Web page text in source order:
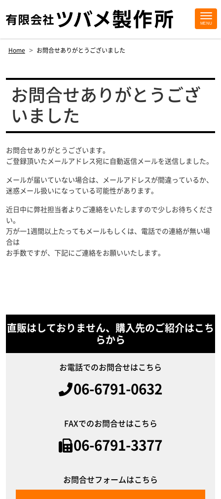
MENU
Home > お問合せありがとうございました
お問合せありがとうござ
いました
お問合せありがとうございます。
ご登録頂いたメールアドレス宛に自動返信メールを送信しました。
メールが届いていない場合は、メールアドレスが間違っているか、
迷惑メール扱いになっている可能性があります。
近日中に弊社担当者よりご連絡をいたしますので少しお待ちくださ
い。
万が一1週間以上たってもメールもしくは、電話での連絡が無い場
合は
お手数ですが、下記にご連絡をお願いいたします。
直販はしておりません、購入先のご紹介はこち
らから
お電話でのお問合せはこちら
06-6791-0632
FAXでのお問合せはこちら
06-6791-3377
お問合せフォームはこちら
Footer